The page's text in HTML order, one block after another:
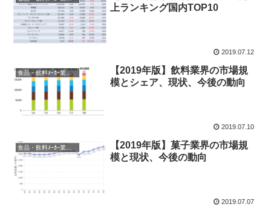
上ランキング国内TOP10
2019.07.12
食品・飲料ﾒｰｶｰ業界研究
【2019年版】飲料業界の市場規
模とシェア、現状、今後の動向
2019.07.10
【2019年版】菓子業界の市場規
模と現状、今後の動向
2019.07.07